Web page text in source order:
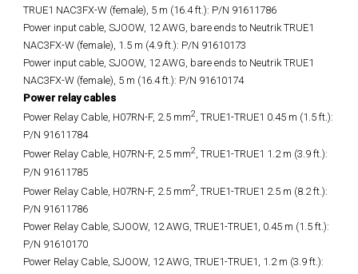
TRUE1 NAC3FX-W (female), 5 m (16.4 ft.): P/N 91611786
Power input cable, SJOOW, 12 AWG, bare ends to Neutrik TRUE1
NAC3FX-W (female), 1.5 m (4.9 ft.): P/N 91610173
Power input cable, SJOOW, 12 AWG, bare ends to Neutrik TRUE1
NAC3FX-W (female), 5 m (16.4 ft.): P/N 91610174
Power relay cables
Power Relay Cable, H07RN-F, 2.5 mm2, TRUE1-TRUE1 0.45 m (1.5 ft.):
P/N 91611784
Power Relay Cable, H07RN-F, 2.5 mm2, TRUE1-TRUE1 1.2 m (3.9 ft.):
P/N 91611785
Power Relay Cable, H07RN-F, 2.5 mm2, TRUE1-TRUE1 2.5 m (8.2 ft.):
P/N 91611786
Power Relay Cable, SJOOW, 12 AWG, TRUE1-TRUE1, 0.45 m (1.5 ft.):
P/N 91610170
Power Relay Cable, SJOOW, 12 AWG, TRUE1-TRUE1, 1.2 m (3.9 ft.):